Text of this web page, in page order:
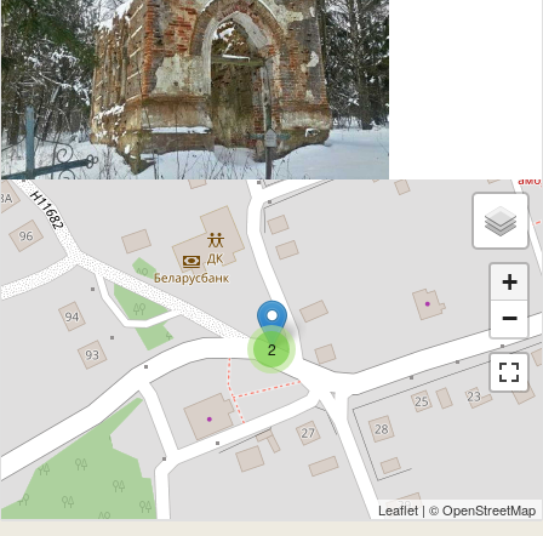
2
+
−
Leaflet | ©OpenStreetMap